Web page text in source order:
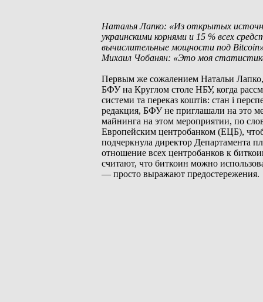
Наталья Лапко: «Из открытых
украинскими корнями и 15 % всех
вычислительные мощности под
Михаил Чобанян: «Это моя
Первым же сожалением Натальи Лапко,
БФУ на Круглом столе НБУ, когда
системи та переказ коштів: стан і
редакция, БФУ не приглашали на это
майнинга на этом мероприятии, по
Европейским центробанком (ЕЦБ),
подчеркнула директор Департамента
отношение всех центробанков к
считают, что биткоин можно
— просто выражают предостережения.